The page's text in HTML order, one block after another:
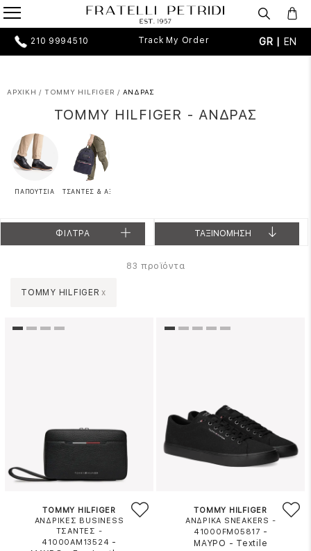
210 9994510 Track My Order GR | EN
ΑΡΧΙΚΗ / TOMMY HILFIGER / ΑΝΔΡΑΣ
TOMMY HILFIGER - ΑΝΔΡΑΣ
ΠΑΠΟΥΤΣΙΑ ΤΣΑΝΤΕΣ & ΑΞΕΣΟΥΑΡ
ΦΙΛΤΡΑ ΤΑΞΙΝΟΜΗΣΗ
83 προϊόντα
TOMMY HILFIGER x
TOMMY HILFIGER
ΑΝΔΡΙΚΕΣ BUSINESS
ΤΣΑΝΤΕΣ -
41000AM13524 -
TOMMY HILFIGER
ΑΝΔΡΙΚΑ SNEAKERS -
41000FM05817 -
ΜΑΥΡΟ - Textile